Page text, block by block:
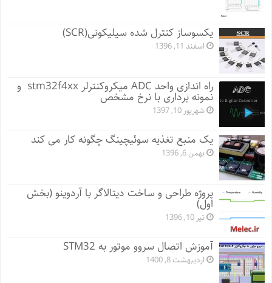
یکسوساز کنترل شده سیلیکونی(SCR)
اسفند 11, 1396
راه اندازی واحد ADC میکروکنترلر stm32f4xx و
نمونه برداری با نرخ مشخص
شهریور 10, 1397
یک منبع تغذیه سوئیچینگ چگونه کار می کند
بهمن 6, 1396
پروژه طراحی و ساخت دیتالاگر با آردوینو (بخش
اول)
تیر 10, 1396
آموزش اتصال سروو موتور به STM32
اردیبهشت 8, 1400